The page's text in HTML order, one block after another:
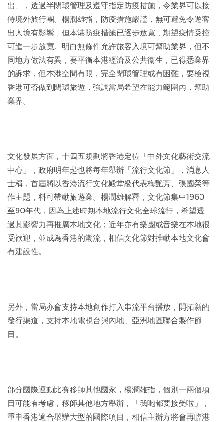
出」，透過半閉環管理及遵守指定防疫措施，令業界可以接
待境外旅行團。楊潤雄指，防疫措施嚴謹，無可避免令遊客
出入境有影響，但本港防疫措施已逐步放寬，期望疫情受控
可進一步放寬。明白無條件允許旅客入境可幫助業界，但不
同地方做法有異，要平衡本港經濟及公共衞生，已得悉業界
的訴求，但本港空間有限，完全閉環管理或有困難，要檢視
香港可否做到閉環旅遊，強調當局希望在能力範圍內，幫助
業界。
文化發展方面，十四五規劃將香港定位「中外文化藝術交流
中心」，政府明年起也將每年舉辦「流行文化節」，消息人
士稱，首屆將以香港流行文化殿堂級代表梅艷芳、張國榮等
作主題，料可帶動旅遊業。楊潤雄解釋，文化節集中1960
至90年代，因為上述時期本地流行文化全球流行，希望透
過其影響力再推廣本地文化；近年亦有樂團或音樂在本地很
受歡迎，並成為香港的潮流，相信文化節對推動本地文化會
有建設性。
另外，當局亦會支持本地創作打入串流平台播放，開拓新的
發行渠道，支持本地電視台與內地、亞洲地區聯合製作節
目。
部分國際運動比賽移師其他國家，楊潤雄指，個別一兩個項
目可能有考慮，移師其他地方舉辦，「我哋都要接受啦」，
重申香港適合舉辦大型的國際項目，相信主辦方將會再臨港